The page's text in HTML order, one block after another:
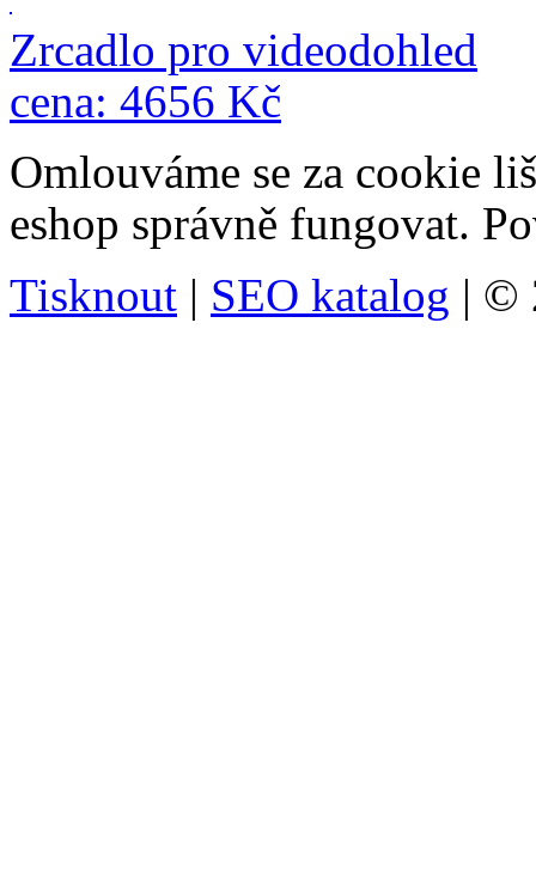
Zrcadlo pro videodohled
cena: 4656 Kč
Omlouváme se za cookie
eshop správně fungovat.
Tisknout | SEO katalog | ©